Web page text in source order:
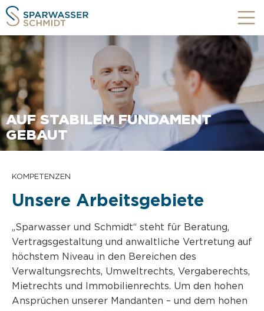
AUF STABILEM FUNDAMENT
GEBAUT
KOMPETENZEN
Unsere Arbeitsgebiete
„Sparwasser und Schmidt“ steht für Beratung,
Vertragsgestaltung und anwaltliche Vertretung auf
höchstem Niveau in den Bereichen des
Verwaltungsrechts, Umweltrechts, Vergaberechts,
Mietrechts und Immobilienrechts. Um den hohen
Ansprüchen unserer Mandanten – und dem hohen